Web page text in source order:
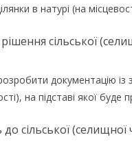
в натурі (на
рішення сільської
документацію
на підставі якої
до сільської